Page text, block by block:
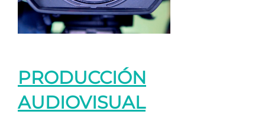
PRODUCCIÓN
AUDIOVISUAL